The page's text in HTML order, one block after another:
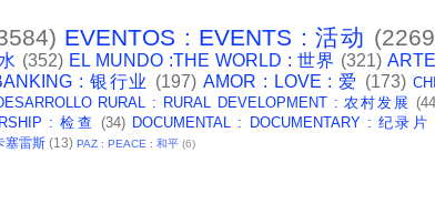
EVENTOS : EVENTS : 活动
(352) EL MUNDO :THE WORLD : 世界 (321)
: 银行业 (197) AMOR : LOVE : 爱 (173)
RURAL : RURAL DEVELOPMENT : 农村发展
: 检查 (34) DOCUMENTAL : DOCUMENTARY : 纪录片
塞雷斯 (13) PAZ : PEACE : 和平 (6)